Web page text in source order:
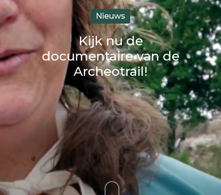
Nieuws
Kijk nu de
documentaire van de
Archeotrail!